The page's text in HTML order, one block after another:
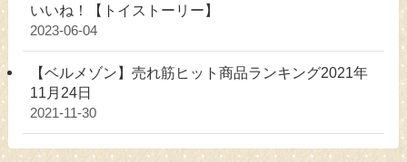
いいね！【トイストーリー】
2023-06-04
【ベルメゾン】売れ筋ヒット商品ランキング2021年
11月24日
2021-11-30